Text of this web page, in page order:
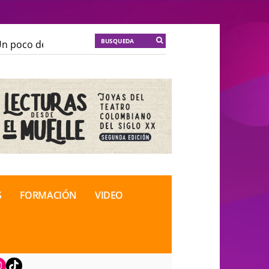
poco de locura para la cordura
de Teatro Rosa
FORMACIÓN VIDEO
TikTok